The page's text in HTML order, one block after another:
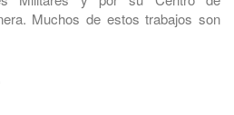
Muchos de estos trabajos son